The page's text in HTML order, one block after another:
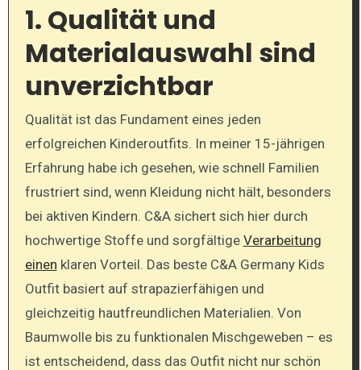
1. Qualität und
Materialauswahl sind
unverzichtbar
Qualität ist das Fundament eines jeden
erfolgreichen Kinderoutfits. In meiner 15-jährigen
Erfahrung habe ich gesehen, wie schnell Familien
frustriert sind, wenn Kleidung nicht hält, besonders
bei aktiven Kindern. C&A sichert sich hier durch
hochwertige Stoffe und sorgfältige Verarbeitung
einen klaren Vorteil. Das beste C&A Germany Kids
Outfit basiert auf strapazierfähigen und
gleichzeitig hautfreundlichen Materialien. Von
Baumwolle bis zu funktionalen Mischgeweben – es
ist entscheidend, dass das Outfit nicht nur schön